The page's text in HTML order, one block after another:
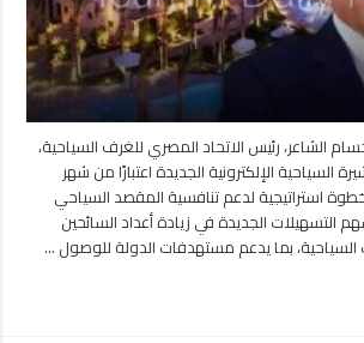
الشاعر، رئيس الاتحاد المصري للغرف السياحية،
السياحية الإلكترونية الجديدة اعتبارًا من شهر
استراتيجية لدعم تنافسية المقصد السياحي
التسهيلات الجديدة في زيادة أعداد السائحين
السياحية، بما يدعم مستهدفات الدولة للوصول …